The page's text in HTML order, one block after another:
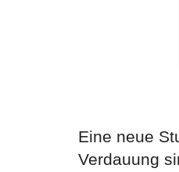
Eine neue
Verdauung